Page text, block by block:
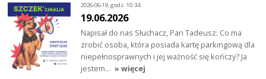
2026-06-19, godz. 10:34
19.06.2026
Napisał do nas Słuchacz, Pan Tadeusz: Co ma
zrobić osoba, która posiada kartę parkingową dla
niepełnosprawnych i jej ważność się kończy? Ja
jestem… » więcej